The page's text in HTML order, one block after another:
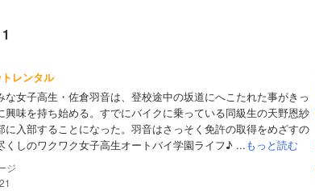
レンタル
な女子高生・佐倉羽音は、登校途中の坂道にへこたれた事がきっ
興味を持ち始める。すでにバイクに乗っている同級生の天野恩紗
に入部することになった。羽音はさっそく免許の取得をめざすの
しのワクワク女子高生オートバイ学園ライフ♪ ...もっと読む